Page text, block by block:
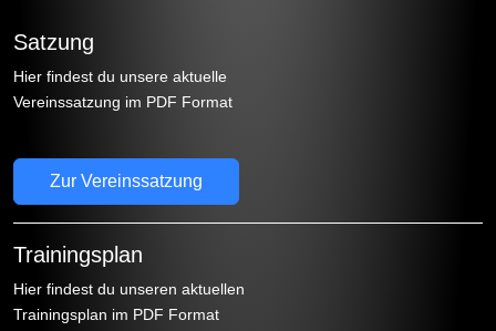
Satzung
Hier findest du unsere aktuelle
Vereinssatzung im PDF Format
Zur Vereinssatzung
Trainingsplan
Hier findest du unseren aktuellen
Trainingsplan im PDF Format